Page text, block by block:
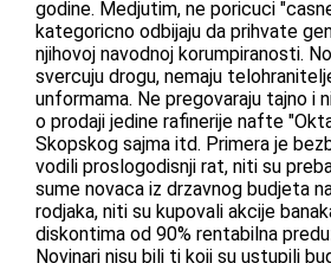
godine. Medjutim, ne poricuci
kategoricno odbijaju da prihvate
njihovoj navodnoj korumpiranosti.
svercuju drogu, nemaju
unformama. Ne pregovaraju tajno i
o prodaji jedine rafinerije nafte
Skopskog sajma itd. Primera je
vodili proslogodisnji rat, niti su
sume novaca iz drzavnog budjeta
rodjaka, niti su kupovali akcije
diskontima od 90% rentabilna
Novinari nisu bili ti koji su ustupili